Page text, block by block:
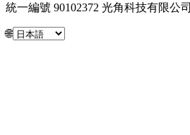
統一編號 90102372 光角科技有限公司
🌐